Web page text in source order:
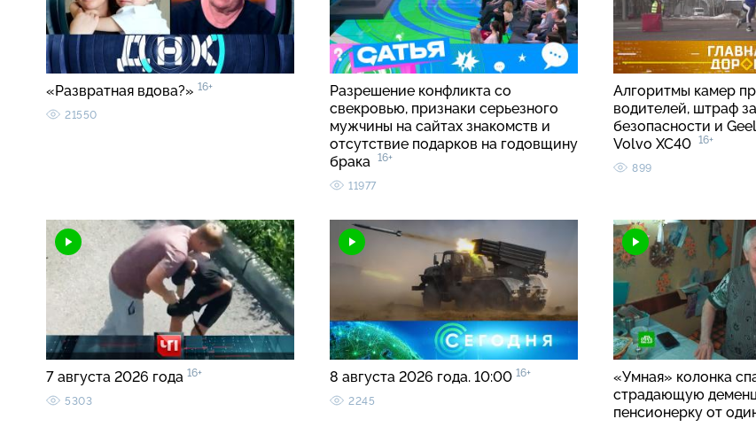
«Развратная вдова?» 16+
21550
Разрешение конфликта со
свекровью, признаки серьезного
мужчины на сайтах знакомств и
отсутствие подарков на годовщину
брака 16+
11977
Алгоритмы камер
водителей, штраф
безопасности и
Volvo XC40 16+
899
7 августа 2026 года 16+
5303
8 августа 2026 года. 10:00 16+
2245
«Умная» колонка
страдающую
пенсионерку от